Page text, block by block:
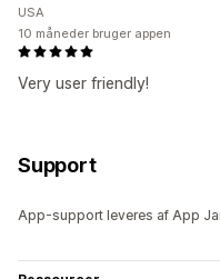
Very user friendly!
USA
10 måneder bruger appen
Support
App-support leveres af App